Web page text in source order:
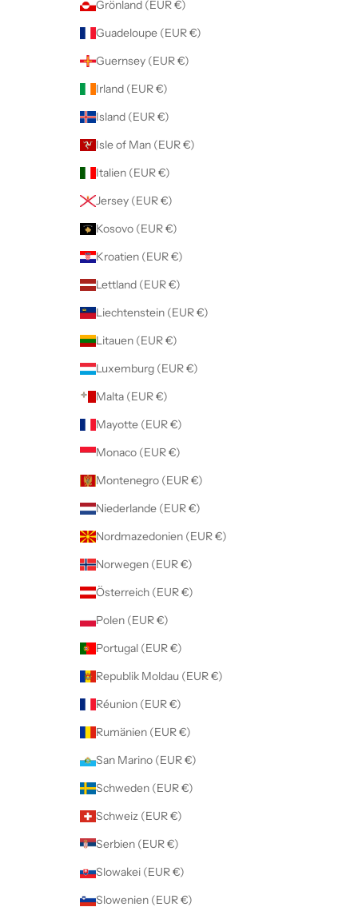
Grönland (EUR €)
Guadeloupe (EUR €)
Guernsey (EUR €)
Irland (EUR €)
Island (EUR €)
Isle of Man (EUR €)
Italien (EUR €)
Jersey (EUR €)
Kosovo (EUR €)
Kroatien (EUR €)
Lettland (EUR €)
Liechtenstein (EUR €)
Litauen (EUR €)
Luxemburg (EUR €)
Malta (EUR €)
Mayotte (EUR €)
Monaco (EUR €)
Montenegro (EUR €)
Niederlande (EUR €)
Nordmazedonien (EUR €)
Norwegen (EUR €)
Österreich (EUR €)
Polen (EUR €)
Portugal (EUR €)
Republik Moldau (EUR €)
Réunion (EUR €)
Rumänien (EUR €)
San Marino (EUR €)
Schweden (EUR €)
Schweiz (EUR €)
Serbien (EUR €)
Slowakei (EUR €)
Slowenien (EUR €)